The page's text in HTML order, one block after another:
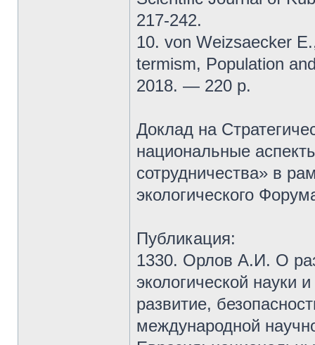
217-242.
10. von Weizsaecker
termism, Population
2018. — 220 p.
Доклад на
национальные
сотрудничества» в
экологического
Публикация:
1330. Орлов А.И. О
экологической науки
развитие,
международной